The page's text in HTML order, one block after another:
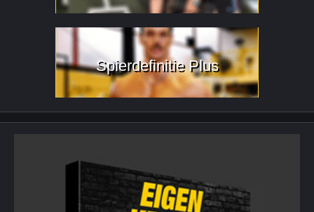
Spierdefinitie Plus